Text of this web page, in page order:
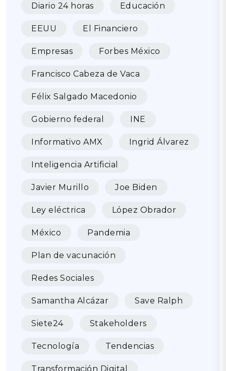
Diario 24 horas Educación
EEUU El Financiero
Empresas Forbes México
Francisco Cabeza de Vaca
Félix Salgado Macedonio
Gobierno federal INE
Informativo AMX Ingrid Álvarez
Inteligencia Artificial
Javier Murillo Joe Biden
Ley eléctrica López Obrador
México Pandemia
Plan de vacunación
Redes Sociales
Samantha Alcázar Save Ralph
Siete24 Stakeholders
Tecnología Tendencias
Transformación Digital